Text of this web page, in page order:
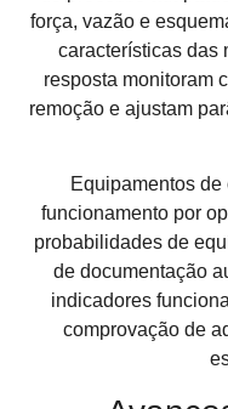
força, vazão e
características das
resposta monitoram
remoção e ajustam
Equipamentos
funcionamento por
probabilidades de
de documentação
indicadores
comprovação de